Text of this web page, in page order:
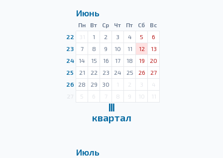
Июнь
Пн Вт Ср Чт Пт Сб
Вс
22
31 1 2 3 4 5
6
23
7 8 9 10 11 12
13
24
14 15 16 17 18 19
20
25
21 22 23 24 25 26
27
26
28 29 30 1 2 3
4
5 6 7 8 9 10 11
Ⅲ
квартал
Июль